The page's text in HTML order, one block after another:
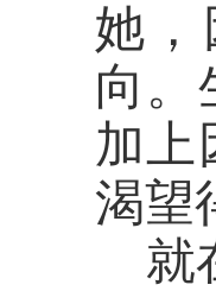
她，
向。
加上
渴望
就